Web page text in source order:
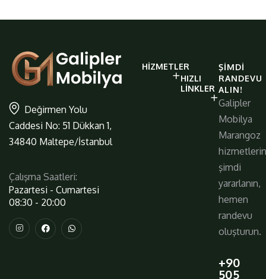
Değirmen Yolu
Caddesi No: 51 Dükkan 1,
34840 Maltepe/İstanbul
Çalışma Saatleri:
Pazartesi - Cumartesi
08:30 - 20:00
galiplermobilya
https://
HIZMETLER
HIZLI
LINKLER
ŞIMDI
RANDEVU
ALIN!
Galipler
Mobilya
Marangoz
şimdi
yararlanın,
hemen
randevu
oluşturun.
+90
505